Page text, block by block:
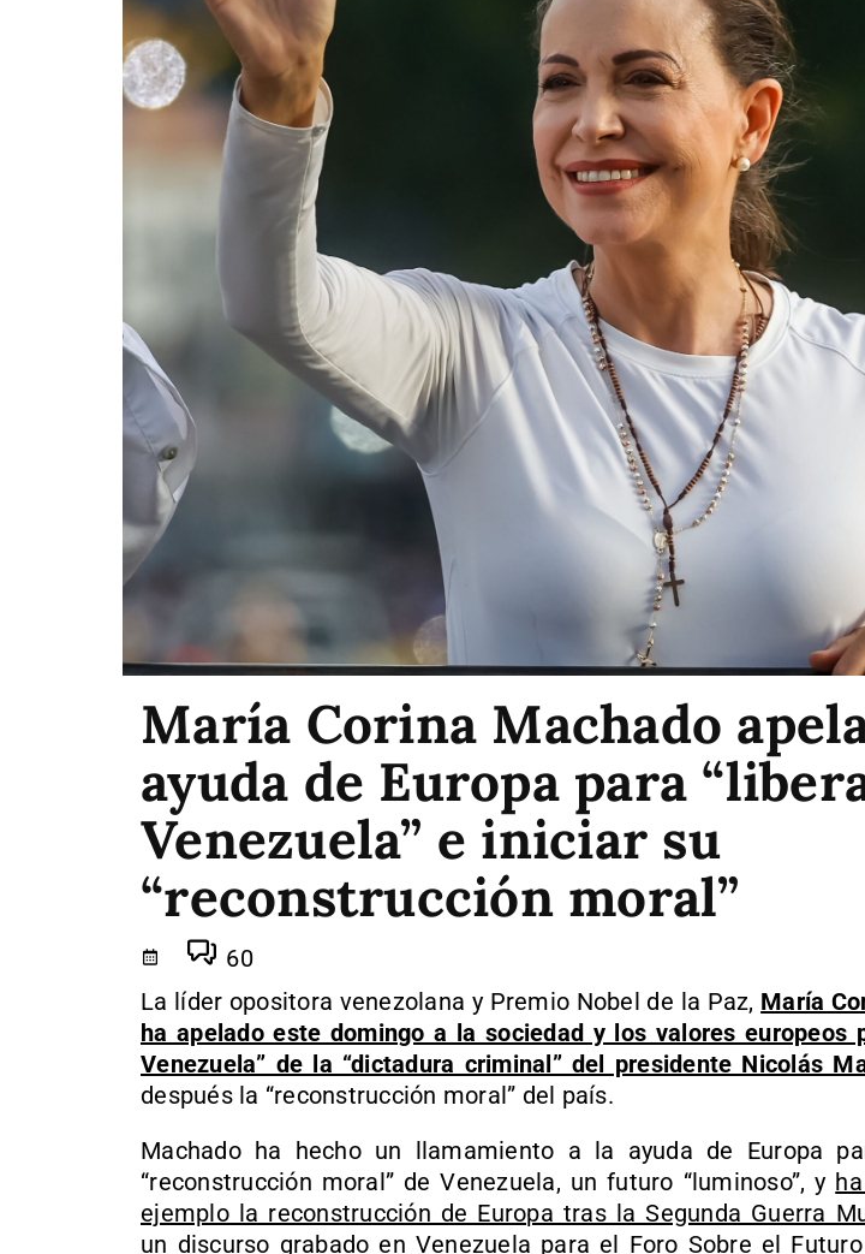
María Corina Machado
ayuda de Europa para
Venezuela” e iniciar su
“reconstrucción moral”
60
La líder opositora venezolana y Premio Nobel de la Paz, María
ha apelado este domingo a la sociedad y los valores europeos
Venezuela” de la “dictadura criminal” del presidente Nicolás
después la “reconstrucción moral” del país.
Machado ha hecho un llamamiento a la ayuda de Europa
“reconstrucción moral” de Venezuela, un futuro “luminoso”, y
ejemplo la reconstrucción de Europa tras la Segunda Guerra
un discurso grabado en Venezuela para el Foro Sobre el